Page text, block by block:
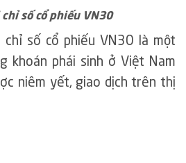
số cổ phiếu VN30
chỉ số cổ phiếu VN30 là một
khoán phái sinh ở Việt Nam
niêm yết, giao dịch trên thị